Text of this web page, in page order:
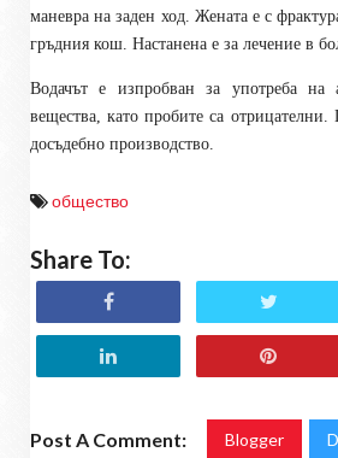
маневра на заден ход. Жената е с
гръдния кош. Настанена е за лечение в
Водачът е изпробван за употреба на
вещества, като пробите са отрицателни.
досъдебно производство.
общество
Share To:
Post A Comment: Blogger